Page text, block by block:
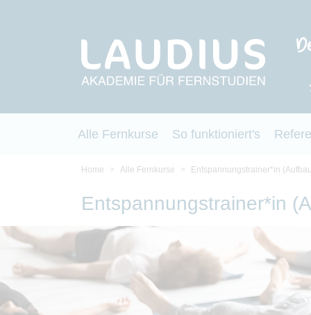
Alle Fernkurse So funktioniert's
Home Alle Fernkurse Entspannungstrainer*in
Entspannungstrainer*in